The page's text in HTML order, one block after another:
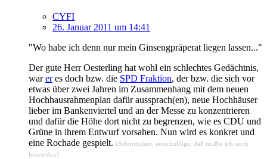
CYFI
26. Januar 2011 um 14:41
"Wo habe ich denn nur mein Ginsengpräperat liegen lassen..."
Der gute Herr Oesterling hat wohl ein schlechtes Gedächtnis,
wareres doch bzw. die SPD Fraktion, der bzw. die sich vor
etwas über zwei Jahren im Zusammenhang mit dem neuen
Hochhausrahmenplan dafür aussprach(en), neue Hochhäuser
lieber im Bankenviertel und an der Messe zu konzentrieren
und dafür die Höhe dort nicht zu begrenzen, wie es CDU und
Grüne in ihrem Entwurf vorsahen. Nun wird es konkret und
eine Rochade gespielt. (Schmittchen, entschuldige, daß mußte ich noch
loswerden)